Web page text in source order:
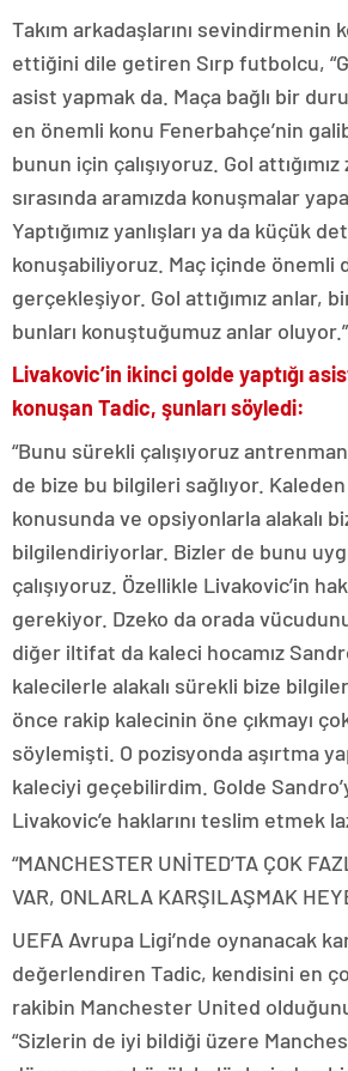
Takım arkadaşlarını sevindirmenin
ettiğini dile getiren Sırp futbolcu,
asist yapmak da. Maça bağlı bir
en önemli konu Fenerbahçe’nin
bunun için çalışıyoruz. Gol
sırasında aramızda konuşmalar
Yaptığımız yanlışları ya da küçük
konuşabiliyoruz. Maç içinde önemli
gerçekleşiyor. Gol attığımız anlar,
bunları konuştuğumuz anlar
Livakovic’in ikinci golde yaptığı
konuşan Tadic, şunları söyledi:
“Bunu sürekli çalışıyoruz
de bize bu bilgileri sağlıyor.
konusunda ve opsiyonlarla alakalı
bilgilendiriyorlar. Bizler de bunu
çalışıyoruz. Özellikle Livakovic’in
gerekiyor. Dzeko da orada
diğer iltifat da kaleci hocamız
kalecilerle alakalı sürekli bize
önce rakip kalecinin öne çıkmayı
söylemişti. O pozisyonda aşırtma
kaleciyi geçebilirdim. Golde
Livakovic’e haklarını teslim etmek
“MANCHESTER UNİTED’TA ÇOK
VAR, ONLARLA KARŞILAŞMAK
UEFA Avrupa Ligi’nde oynanacak
değerlendiren Tadic, kendisini en
rakibin Manchester United
“Sizlerin de iyi bildiği üzere